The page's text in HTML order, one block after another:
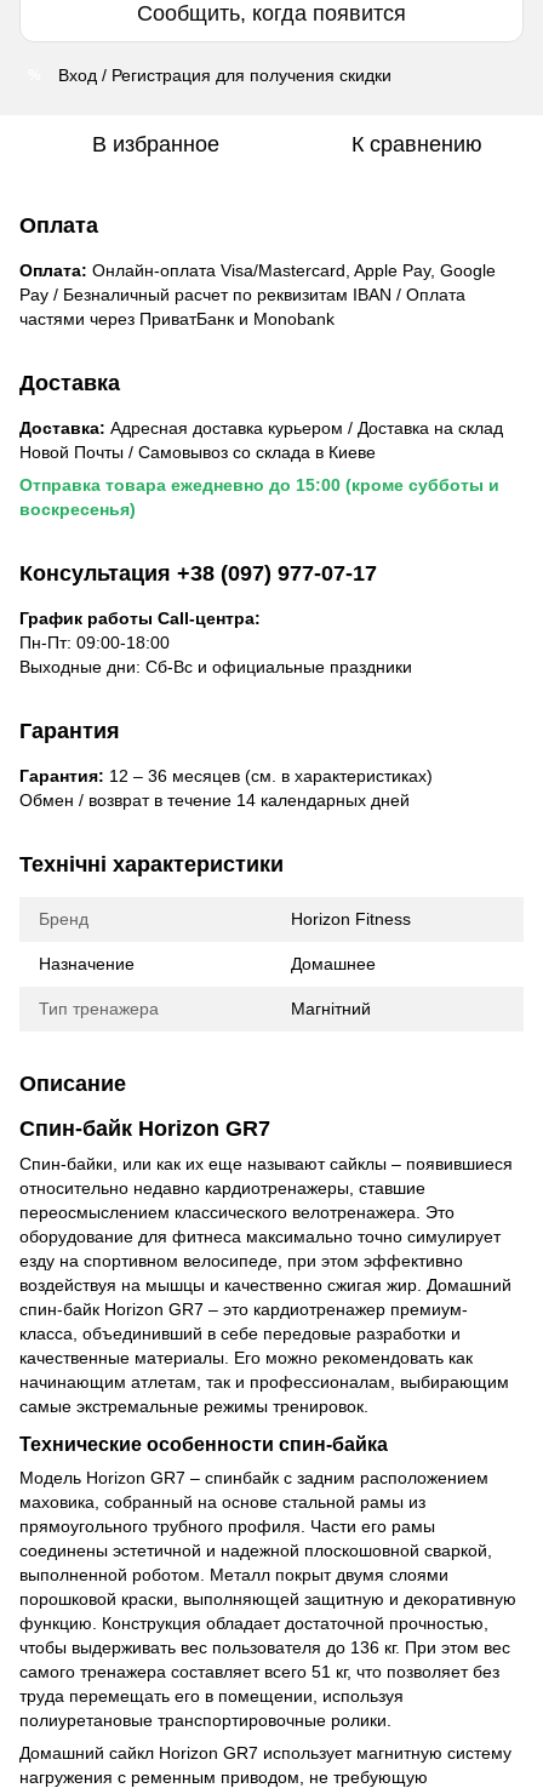
Сообщить, когда появится
Вход / Регистрация для получения скидки
В избранное К сравнению
Оплата
Оплата: Онлайн-оплата Visa/Mastercard, Apple Pay, Google
Pay / Безналичный расчет по реквизитам IBAN / Оплата
частями через ПриватБанк и Monobank
Доставка
Доставка: Адресная доставка курьером / Доставка на склад
Новой Почты / Самовывоз со склада в Киеве
Отправка товара ежедневно до 15:00 (кроме субботы и
воскресенья)
Консультация +38 (097) 977-07-17
График работы Call-центра:
Пн-Пт: 09:00-18:00
Выходные дни: Сб-Вс и официальные праздники
Гарантия
Гарантия: 12 – 36 месяцев (см. в характеристиках)
Обмен / возврат в течение 14 календарных дней
Технічні характеристики
Бренд Horizon Fitness
Назначение Домашнее
Тип тренажера Магнітний
Описание
Спин-байк Horizon GR7
Спин-байки, или как их еще называют сайклы – появившиеся
относительно недавно кардиотренажеры, ставшие
переосмыслением классического велотренажера. Это
оборудование для фитнеса максимально точно симулирует
езду на спортивном велосипеде, при этом эффективно
воздействуя на мышцы и качественно сжигая жир. Домашний
спин-байк Horizon GR7 – это кардиотренажер премиум-
класса, объединивший в себе передовые разработки и
качественные материалы. Его можно рекомендовать как
начинающим атлетам, так и профессионалам, выбирающим
самые экстремальные режимы тренировок.
Технические особенности спин-байка
Модель Horizon GR7 – спинбайк с задним расположением
маховика, собранный на основе стальной рамы из
прямоугольного трубного профиля. Части его рамы
соединены эстетичной и надежной плоскошовной сваркой,
выполненной роботом. Металл покрыт двумя слоями
порошковой краски, выполняющей защитную и декоративную
функцию. Конструкция обладает достаточной прочностью,
чтобы выдерживать вес пользователя до 136 кг. При этом вес
самого тренажера составляет всего 51 кг, что позволяет без
труда перемещать его в помещении, используя
полиуретановые транспортировочные ролики.
Домашний сайкл Horizon GR7 использует магнитную систему
нагружения с ременным приводом, не требующую